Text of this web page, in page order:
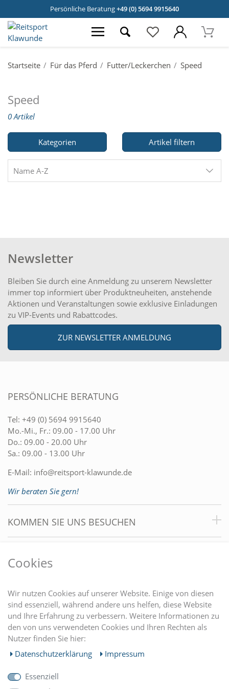
Persönliche Beratung+49 (0) 5694 9915640
Startseite Für das Pferd Futter/Leckerchen Speed
Speed
0 Artikel
Kategorien Artikel filtern
Name A-Z
Newsletter
Bleiben Sie durch eine Anmeldung zu unserem Newsletter
immer top informiert über Produktneuheiten, anstehende
Aktionen und Veranstaltungen sowie exklusive Einladungen
zu VIP-Events und Rabattcodes.
ZUR NEWSLETTER ANMELDUNG
PERSÖNLICHE BERATUNG
Tel: +49 (0) 5694 9915640
Mo.-Mi., Fr.: 09.00 - 17.00 Uhr
Do.: 09.00 - 20.00 Uhr
Sa.: 09.00 - 13.00 Uhr
E-Mail: info@reitsport-klawunde.de
Wir beraten Sie gern!
KOMMEN SIE UNS BESUCHEN
EINKAUFEN
MEIN KONTO
UNTERNEHMEN
Cookies
Wir nutzen Cookies auf unserer Website. Einige von diesen
sind essenziell, während andere uns helfen, diese Website
und Ihre Erfahrung zu verbessern. Weitere Informationen zu
den von uns verwendeten Cookies und Ihren Rechten als
Nutzer finden Sie hier:
Daten­schutz­erklärung
Impressum
Essenziell